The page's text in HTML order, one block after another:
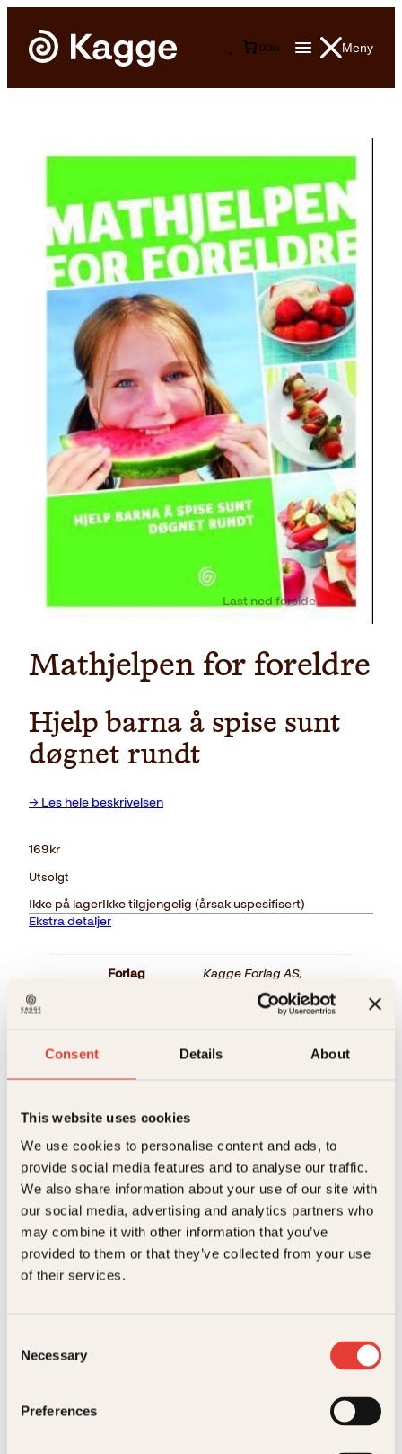
Consent Details About
This website uses cookies
We use cookies to personalise content and ads, to
provide social media features and to analyse our traffic.
We also share information about your use of our site with
our social media, advertising and analytics partners who
may combine it with other information that you’ve
provided to them or that they’ve collected from your use
of their services.
Selection
Necessary
Preferences
Meny
00kr
Last ned forside
Mathjelpen for foreldre
Hjelp barna å spise sunt
døgnet rundt
→ Les hele beskrivelsen
169kr
Utsolgt
Ikke på lagerIkke tilgjengelig (årsak uspesifisert)
Ekstra detaljer
Forlag Kagge Forlag AS,
nob
ISBN
Utgivelsesår
Bokformat Innbundet
Antall sider 128
Litteraturtype Faglitteratur
Vekt 0.56 kg
Hallgeir Opedal
Magnus Carlsen
Irina Lee, Mette Randem